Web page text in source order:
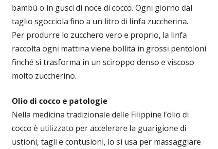
bambù o in gusci di noce di cocco. Ogni giorno dal
taglio sgocciola fino a un litro di linfa zuccherina.
Per produrre lo zucchero vero e proprio, la linfa
raccolta ogni mattina viene bollita in grossi pentoloni
finché si trasforma in un sciroppo denso e viscoso
molto zuccherino.
Olio di cocco e patologie
Nella medicina tradizionale delle Filippine l’olio di
cocco è utilizzato per accelerare la guarigione di
ustioni, tagli e contusioni, lo si usa per massaggiare